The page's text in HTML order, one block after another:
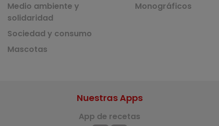
Medio ambiente y
solidaridad
Sociedad y consumo
Mascotas
Monográficos
Nuestras Apps
App de recetas